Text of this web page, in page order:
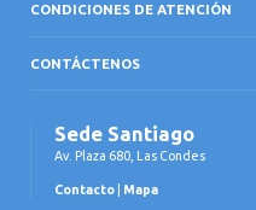
CONDICIONES DE ATENCIÓN
CONTÁCTENOS
Sede Santiago
Av. Plaza 680, Las Condes
Contacto Mapa